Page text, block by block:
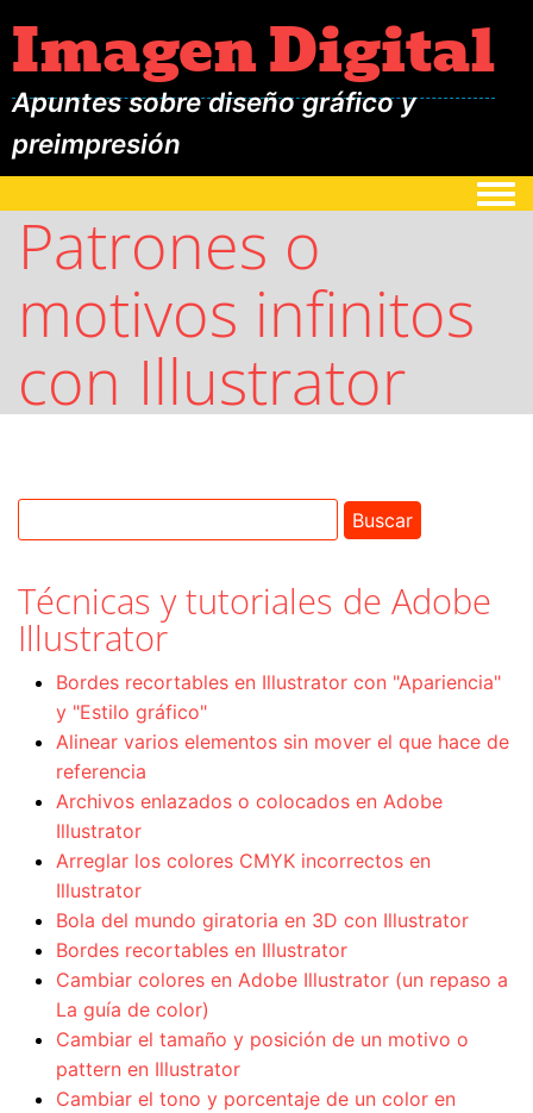
Imagen Digital
Apuntes sobre diseño gráfico y
preimpresión
Patrones o
motivos infinitos
con Illustrator
Técnicas y tutoriales de Adobe
Illustrator
Bordes recortables en Illustrator con "Apariencia"
y "Estilo gráfico"
Alinear varios elementos sin mover el que hace de
referencia
Archivos enlazados o colocados en Adobe
Illustrator
Arreglar los colores CMYK incorrectos en
Illustrator
Bola del mundo giratoria en 3D con Illustrator
Bordes recortables en Illustrator
Cambiar colores en Adobe Illustrator (un repaso a
La guía de color)
Cambiar el tamaño y posición de un motivo o
pattern en Illustrator
Cambiar el tono y porcentaje de un color en